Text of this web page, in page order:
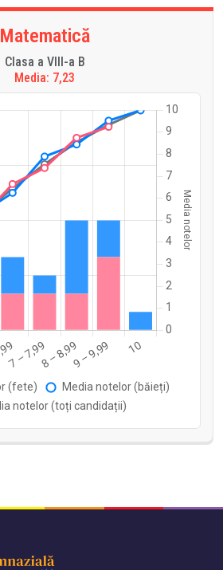
Matematică
Clasa a VIII-a B
Media: 7,23